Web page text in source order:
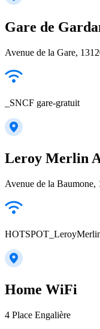
Gare de
Avenue de la Gare,
_SNCF gare-gratuit
Leroy Merlin
Avenue de la Baumone,
Home WiFi
4 Place Engalière